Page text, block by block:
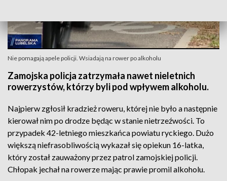
Nie pomagają apele policji. Wsiadają na rower po alkoholu
Zamojska policja zatrzymała nawet nieletnich
rowerzystów, którzy byli pod wpływem alkoholu.
Najpierw zgłosił kradzież roweru, której nie było a następnie
kierował nim po drodze będąc w stanie nietrzeźwości. To
przypadek 42-letniego mieszkańca powiatu ryckiego. Dużo
większą niefrasobliwością wykazał się opiekun 16-latka,
który został zauważony przez patrol zamojskiej policji.
Chłopak jechał na rowerze mając prawie promil alkoholu.